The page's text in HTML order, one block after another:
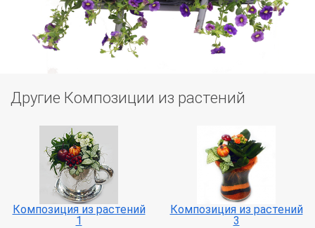
Другие Композиции из растений
Композиция из растений
1
Композиция из растений
3